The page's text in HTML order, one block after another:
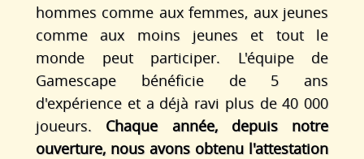
hommes comme aux femmes, aux jeunes
comme aux moins jeunes et tout le
monde peut participer. L'équipe de
Gamescape bénéficie de 5 ans
d'expérience et a déjà ravi plus de 40 000
joueurs. Chaque année, depuis notre
ouverture, nous avons obtenu l'attestation